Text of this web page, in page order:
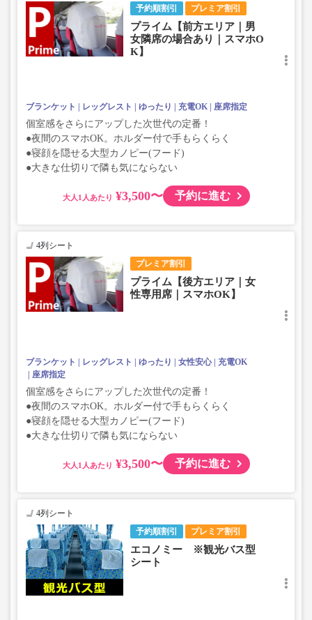
予約順割引 プレミア割引
プライム【前方エリア｜男
女隣席の場合あり｜スマホO
K】
ブランケット レッグレスト ゆったり 充電OK 座席指定
個室感をさらにアップした次世代の定番！
●夜間のスマホOK。ホルダー付で手もらくらく
●寝顔を隠せる大型カノピー(フード)
●大きな仕切りで隣も気にならない
大人 ¥3,500〜 予約に進む
プレミア割引
4列シート
プライム【後方エリア｜女
性専用席｜スマホOK】
ブランケット レッグレスト ゆったり 女性安心
充電OK
座席指定
個室感をさらにアップした次世代の定番！
●夜間のスマホOK。ホルダー付で手もらくらく
●寝顔を隠せる大型カノピー(フード)
●大きな仕切りで隣も気にならない
大人 ¥3,500〜 予約に進む
予約順割引 プレミア割引
4列シート
エコノミー ※観光バス型
シート